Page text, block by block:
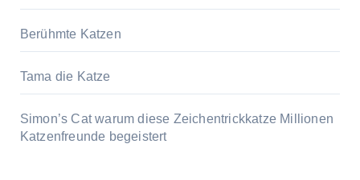
Berühmte Katzen
Tama die Katze
Simon’s Cat warum diese Zeichentrickkatze Millionen
Katzenfreunde begeistert